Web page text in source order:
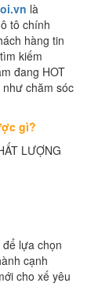
là
tô chính
hàng tin
kiếm
đang HOT
chăm sóc
gì?
LƯỢNG
để lựa chọn
cạnh
cho xế yêu